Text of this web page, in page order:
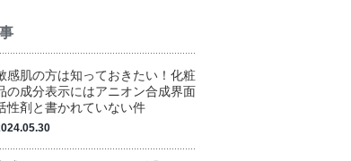
感肌の方は知っておきたい！化粧
の成分表示にはアニオン合成界面
性剤と書かれていない件